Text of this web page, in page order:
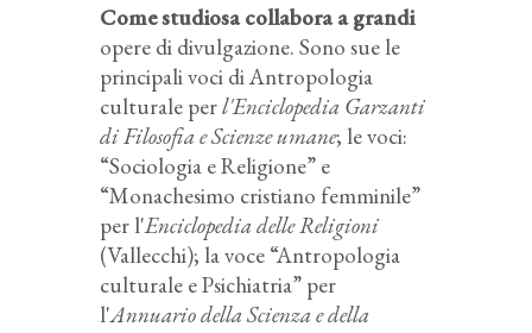
Come studiosa collabora a grandi
opere di divulgazione. Sono sue le
principali voci di Antropologia
culturale perl'Enciclopedia Garzanti
di Filosofia e Scienze umane; le voci:
“Sociologia e Religione” e
“Monachesimo cristiano femminile”
per l'Enciclopedia delle Religioni
(Vallecchi); la voce “Antropologia
culturale e Psichiatria” per
l'Annuario della Scienza e della